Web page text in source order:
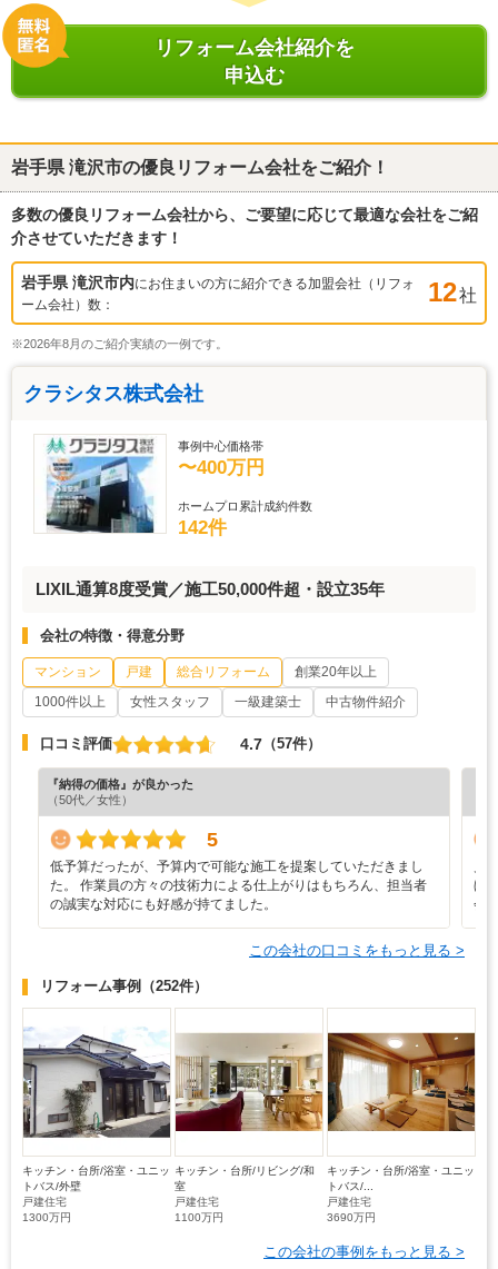
リフォーム会社紹介を
申込む
岩手県 滝沢市の優良リフォーム会社をご紹介！
多数の優良リフォーム会社から、ご要望に応じて最適な会社をご紹
介させていただきます！
岩手県 滝沢市内にお住まいの方に紹介できる加盟会社（リフォ
ーム会社）数：
12社
※2026年8月のご紹介実績の一例です。
クラシタス株式会社
事例中心価格帯
〜400万円
ホームプロ累計成約件数
142件
LIXIL通算8度受賞／施工50,000件超・設立35年
会社の特徴・得意分野
マンション 戸建 総合リフォーム
創業20年以上
1000件以上
女性スタッフ 一級建築士 中古物件紹介
口コミ評価 4.7 （57件）
『納得の価格』が良かった
（50代／女性）
5
低予算だったが、予算内で可能な施工を提案していただきまし
た。 作業員の方々の技術力による仕上がりはもちろん、担当者
の誠実な対応にも好感が持てました。
ほ
会
この会社の口コミをもっと見る >
リフォーム事例 （252件）
キッチン・台所/浴室・ユニッ
トバス/外壁
戸建住宅
1300万円
キッチン・台所/リビング/和
室
戸建住宅
1100万円
キッチン・台所/浴室・ユニッ
トバス/...
戸建住宅
3690万円
この会社の事例をもっと見る >